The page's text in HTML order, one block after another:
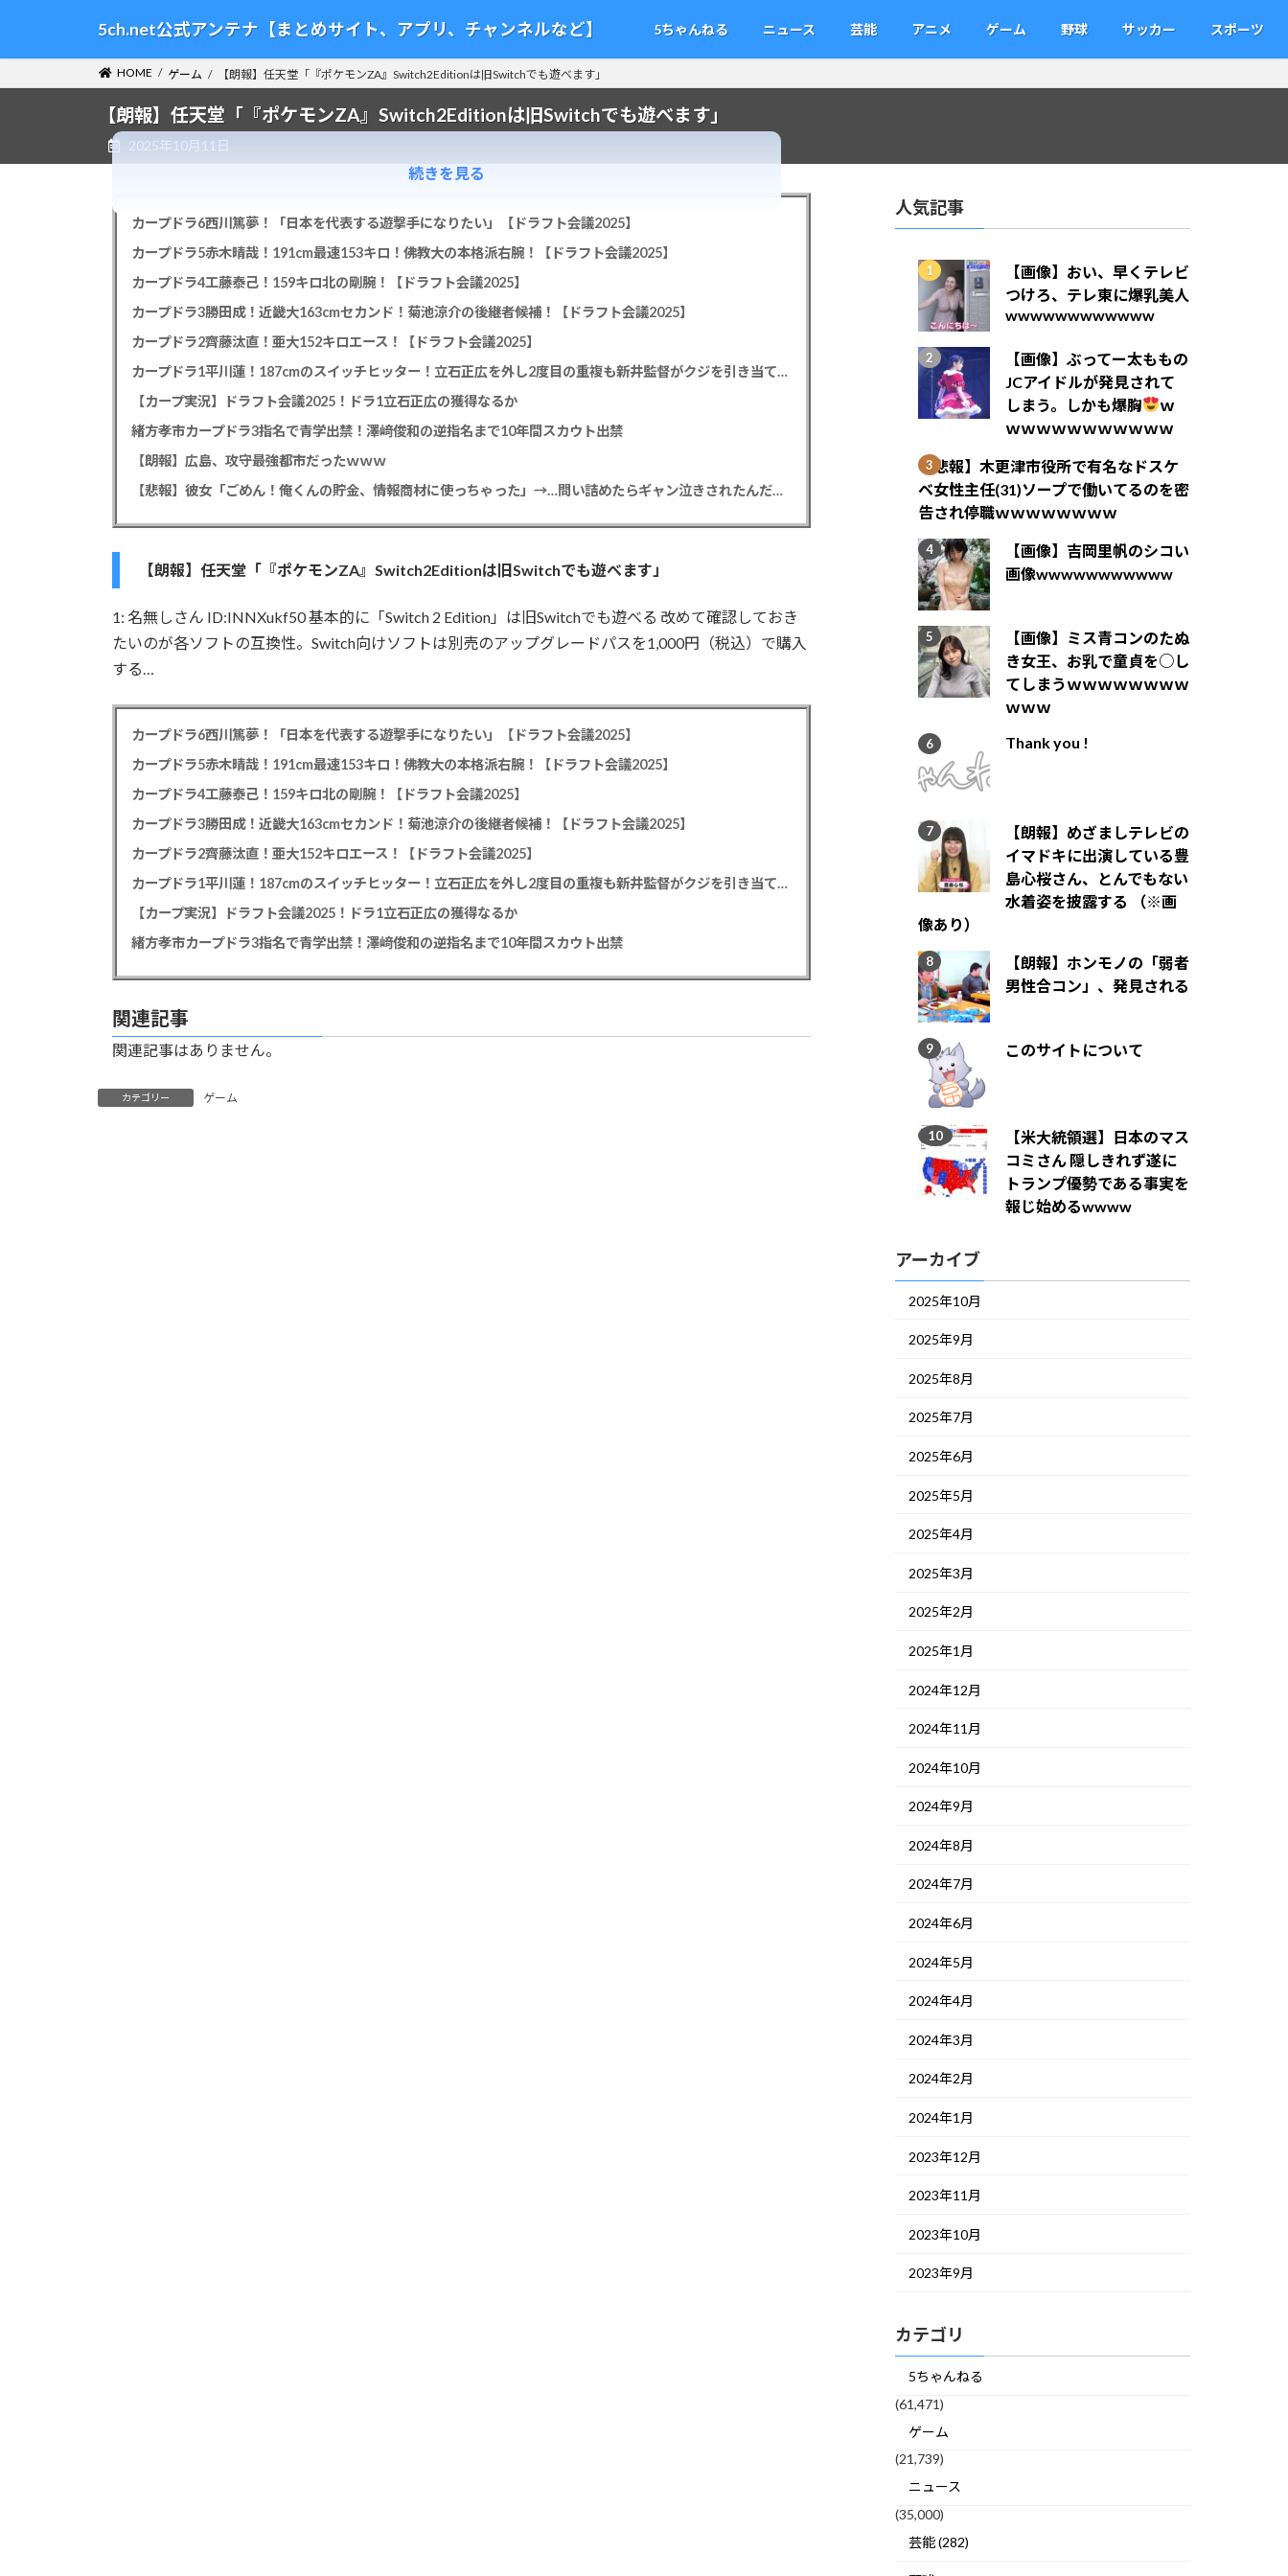
テ
ゲ
5ch.net公式アンテナ【まとめサイト、アプリ、チャンネルなど】 5ちゃんねる ニュース 芸能 アニメ ゲーム 野球 サッカー スポーツ
HOME ゲーム 【朗報】任天堂「『ポケモンZA』Switch2Editionは旧Switchでも遊べます」
【朗報】任天堂「『ポケモンZA』Switch2Editionは旧Switchでも遊べます」
2025年10月11日
カープドラ6西川篤夢！「日本を代表する遊撃手になりたい」【ドラフト会議2025】
カープドラ5赤木晴哉！191cm最速153キロ！佛教大の本格派右腕！【ドラフト会議2025】
カープドラ4工藤泰己！159キロ北の剛腕！【ドラフト会議2025】
カープドラ3勝田成！近畿大163cmセカンド！菊池涼介の後継者候補！【ドラフト会議2025】
カープドラ2齊藤汰直！亜大152キロエース！【ドラフト会議2025】
カープドラ1平川蓮！187cmのスイッチヒッター！立石正広を外し2度目の重複も新井監督がクジを引き当てる！【ドラフト会議2025】
【カープ実況】ドラフト会議2025！ドラ1立石正広の獲得なるか
緒方孝市カープドラ3指名で青学出禁！澤﨑俊和の逆指名まで10年間スカウト出禁
【朗報】広島、攻守最強都市だったｗｗｗ
【悲報】彼女「ごめん！俺くんの貯金、情報商材に使っちゃった」→…問い詰めたらギャン泣きされたんだが俺が悪いのか？
【朗報】任天堂「『ポケモンZA』Switch2Editionは旧Switchでも遊べます」
1: 名無しさん ID:INNXukf50 基本的に「Switch 2 Edition」は旧Switchでも遊べる 改めて確認しておき
たいのが各ソフトの互換性。Switch向けソフトは別売のアップグレードパスを1,000円（税込）で購入
する…
続きを見る
カープドラ6西川篤夢！「日本を代表する遊撃手になりたい」【ドラフト会議2025】
カープドラ5赤木晴哉！191cm最速153キロ！佛教大の本格派右腕！【ドラフト会議2025】
カープドラ4工藤泰己！159キロ北の剛腕！【ドラフト会議2025】
カープドラ3勝田成！近畿大163cmセカンド！菊池涼介の後継者候補！【ドラフト会議2025】
カープドラ2齊藤汰直！亜大152キロエース！【ドラフト会議2025】
カープドラ1平川蓮！187cmのスイッチヒッター！立石正広を外し2度目の重複も新井監督がクジを引き当てる！【ドラフト会議2025】
【カープ実況】ドラフト会議2025！ドラ1立石正広の獲得なるか
緒方孝市カープドラ3指名で青学出禁！澤﨑俊和の逆指名まで10年間スカウト出禁
関連記事
関連記事はありません。
カテゴリー ゲーム
人気記事
【画像】おい、早くテレビ
つけろ、テレ東に爆乳美人
wwwwwwwwwwww
【画像】ぶってー太ももの
JCアイドルが発見されて
しまう。しかも爆胸
ｗ
ｗｗｗｗｗｗｗｗｗｗｗ
【悲報】木更津市役所で有名なドスケ
ベ女性主任(31)ソープで働いてるのを密
告され停職ｗｗｗｗｗｗｗｗ
【画像】吉岡里帆のシコい
画像wwwwwwwwwww
【画像】ミス青コンのたぬ
き女王、お乳で童貞を○し
てしまうｗｗｗｗｗｗｗｗ
ｗｗｗ
Thank you !
【朗報】めざましテレビの
イマドキに出演している豊
島心桜さん、とんでもない
水着姿を披露する （※画
像あり）
【朗報】ホンモノの「弱者
男性合コン」、発見される
このサイトについて
【米大統領選】日本のマス
コミさん 隠しきれず遂に
トランプ優勢である事実を
報じ始めるwwww
アーカイブ
2025年10月
2025年9月
2025年8月
2025年7月
2025年6月
2025年5月
2025年4月
2025年3月
2025年2月
2025年1月
2024年12月
2024年11月
2024年10月
2024年9月
2024年8月
2024年7月
2024年6月
2024年5月
2024年4月
2024年3月
2024年2月
2024年1月
2023年12月
2023年11月
2023年10月
2023年9月
カテゴリ
5ちゃんねる
(61,471)
ゲーム
(21,739)
ニュース
(35,000)
芸能 (282)